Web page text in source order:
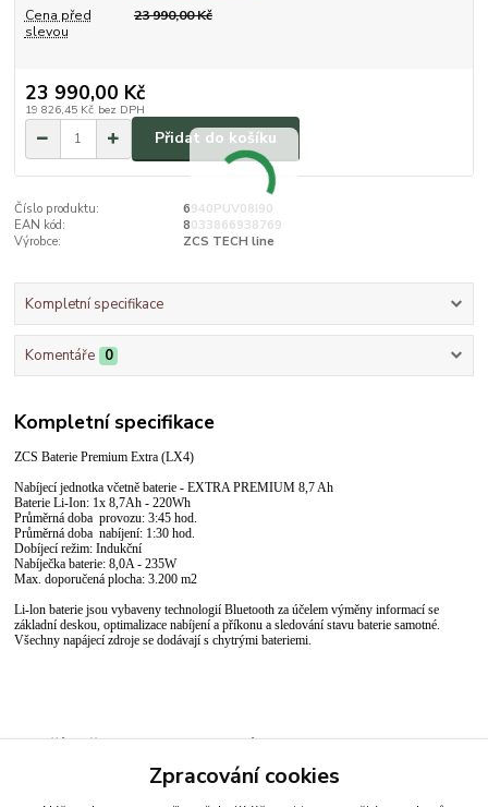
Cena před
slevou
23 990,00 Kč
23 990,00 Kč
19 826,45 Kč bez DPH
Přidat do košíku
Číslo produktu:
6940PUV08I90
EAN kód:
8033866938769
Výrobce:
ZCS TECH line
Kompletní specifikace
Komentáře 0
Kompletní specifikace
ZCS Baterie Premium Extra (LX4)
Nabíjecí jednotka včetně baterie - EXTRA PREMIUM 8,7 Ah
Baterie Li-Ion: 1x 8,7Ah - 220Wh
Průměrná doba provozu: 3:45 hod.
Průměrná doba nabíjení: 1:30 hod.
Dobíjecí režim: Indukční
Nabíječka baterie: 8,0A - 235W
Max. doporučená plocha: 3.200 m2
Li-lon baterie jsou vybaveny technologií Bluetooth za účelem výměny informací se
základní deskou, optimalizace nabíjení a příkonu a sledování stavu baterie samotné.
Všechny napájecí zdroje se dodávají s chytrými bateriemi.
Zboží zařazeno v kategoriích
Robot | Přísl. TECHZpracování cookies